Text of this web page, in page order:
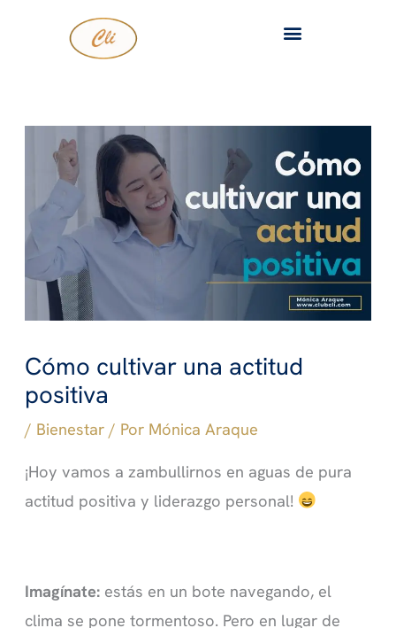
Cómo cultivar una actitud
positiva
/ Bienestar / Por Mónica Araque
¡Hoy vamos a zambullirnos en aguas de pura
actitud positiva y liderazgo personal!
Imagínate: estás en un bote navegando, el
clima se pone tormentoso. Pero en lugar de